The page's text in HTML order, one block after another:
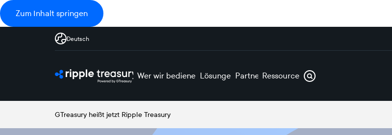
Zum Inhalt springen
Deutsch
Wer wir bedienen Lösungen Partner Ressourcen
GTreasury heißt jetzt Ripple Treasury